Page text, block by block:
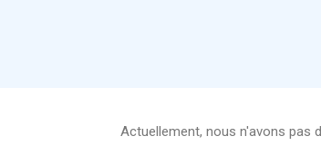
Actuellement, nous n'avons pas